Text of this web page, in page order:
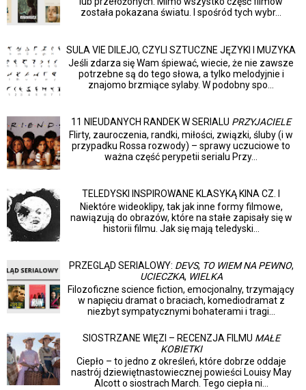
została pokazana światu. I spośród tych wybr...
SULA VIE DILEJO, CZYLI SZTUCZNE JĘZYKI I MUZYKA
Jeśli zdarza się Wam śpiewać, wiecie, że nie zawsze
potrzebne są do tego słowa, a tylko melodyjnie i
znajomo brzmiące sylaby. W podobny spo...
11 NIEUDANYCH RANDEK W SERIALU PRZYJACIELE
Flirty, zauroczenia, randki, miłości, związki, śluby (i w
przypadku Rossa rozwody) – sprawy uczuciowe to
ważna część perypetii serialu Przy...
TELEDYSKI INSPIROWANE KLASYKĄ KINA CZ. I
Niektóre wideoklipy, tak jak inne formy filmowe,
nawiązują do obrazów, które na stałe zapisały się w
historii filmu. Jak się mają teledyski...
PRZEGLĄD SERIALOWY: DEVS, TO WIEM NA PEWNO,
UCIECZKA, WIELKA
Filozoficzne science fiction, emocjonalny, trzymający
w napięciu dramat o braciach, komediodramat z
niezbyt sympatycznymi bohaterami i tragi...
SIOSTRZANE WIĘZI – RECENZJA FILMU MAŁE
KOBIETKI
Ciepło – to jedno z określeń, które dobrze oddaje
nastrój dziewiętnastowiecznej powieści Louisy May
Alcott o siostrach March. Tego ciepła ni...